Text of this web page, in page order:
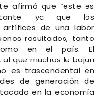
afirmó que “este es
ya que los
de una labor
resultados, tanto
en el país. El
que muchos le bajan
es trascendental en
de generación de
en la economía